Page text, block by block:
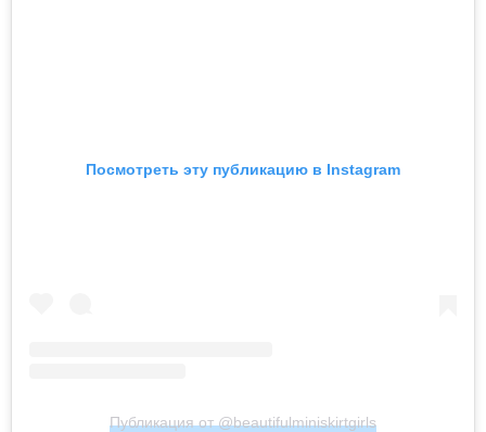
Посмотреть эту публикацию в Instagram
Публикация от @beautifulminiskirtgirls